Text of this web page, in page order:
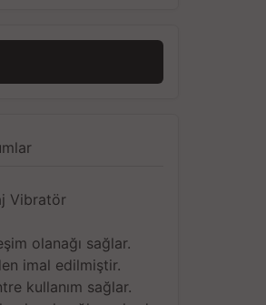
Vibratör
olanağı sağlar.
imal edilmiştir.
kullanım sağlar.